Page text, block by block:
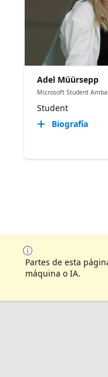
Adel Müürsepp
Microsoft Student
Student
Biografía
Partes de esta
máquina o IA.